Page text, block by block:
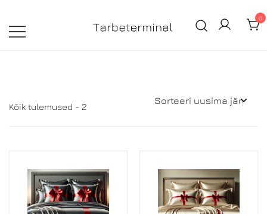
content
0
Kõik tulemused - 2